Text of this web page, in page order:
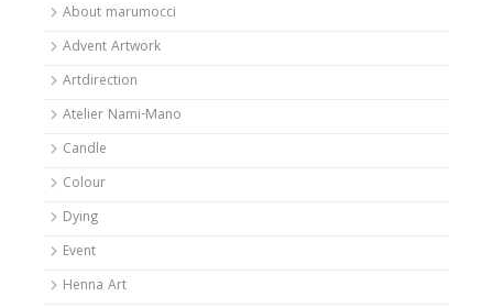
About marumocci
Advent Artwork
Artdirection
Atelier Nami-Mano
Candle
Colour
Dying
Event
Henna Art